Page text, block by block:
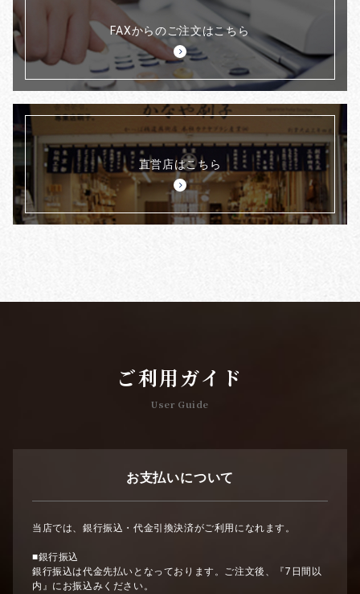
FAXからのご注文はこちら
直営店はこちら
ご利用ガイド
User Guide
お支払いについて
当店では、銀行振込・代金引換決済がご利用になれます。
■銀行振込
銀行振込は代金先払いとなっております。ご注文後、『7日間以
内』にお振込みください。